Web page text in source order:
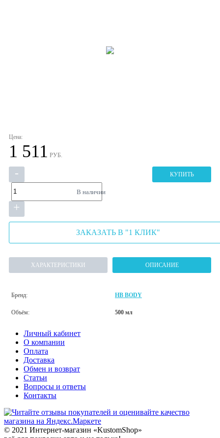
Цена:
1 511 РУБ.
-
+
КУПИТЬ
В наличии
ЗАКАЗАТЬ В "1 КЛИК"
ХАРАКТЕРИСТИКИ ОПИСАНИЕ
Бренд: HB BODY
Объём: 500 мл
Личный кабинет
О компании
Оплата
Доставка
Обмен и возврат
Статьи
Вопросы и ответы
Контакты
© 2021 Интернет-магазин «KustomShop»